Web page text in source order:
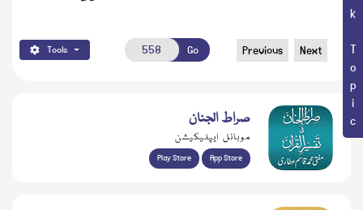
Book Topic
Tools Go Previous Next
صراط الجنان
موبائل ایپلیکیشن
Play Store App Store